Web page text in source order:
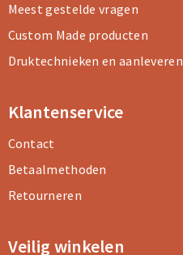
Meest gestelde vragen
Custom Made producten
Druktechnieken en aanleveren
Klantenservice
Contact
Betaalmethoden
Retourneren
Veilig winkelen